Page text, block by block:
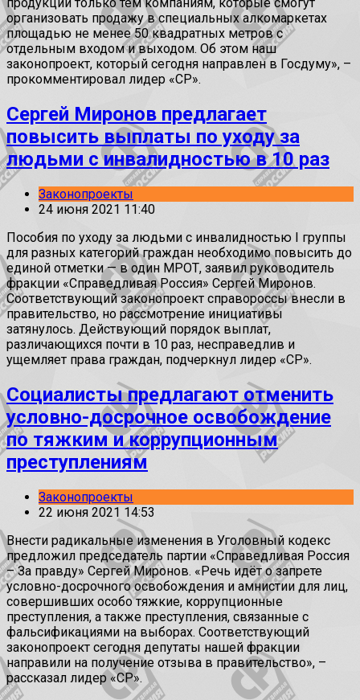
организовать продажу в специальных алкомаркетах
площадью не менее 50 квадратных метров с
отдельным входом и выходом. Об этом наш
законопроект, который сегодня направлен в Госдуму», –
прокомментировал лидер «СР».
Сергей Миронов предлагает
повысить выплаты по уходу за
людьми с инвалидностью в 10 раз
Законопроекты
24 июня 2021 11:40
Пособия по уходу за людьми с инвалидностью I группы
для разных категорий граждан необходимо повысить до
единой отметки — в один МРОТ, заявил руководитель
фракции «Справедливая Россия» Сергей Миронов.
Соответствующий законопроект справороссы внесли в
правительство, но рассмотрение инициативы
затянулось. Действующий порядок выплат,
различающихся почти в 10 раз, несправедлив и
ущемляет права граждан, подчеркнул лидер «СР».
Социалисты предлагают отменить
условно-досрочное освобождение
по тяжким и коррупционным
преступлениям
Законопроекты
22 июня 2021 14:53
Внести радикальные изменения в Уголовный кодекс
предложил председатель партии «Справедливая Россия
– За правду» Сергей Миронов. «Речь идёт о запрете
условно-досрочного освобождения и амнистии для лиц,
совершивших особо тяжкие, коррупционные
преступления, а также преступления, связанные с
фальсификациями на выборах. Соответствующий
законопроект сегодня депутаты нашей фракции
направили на получение отзыва в правительство», –
рассказал лидер «СР».